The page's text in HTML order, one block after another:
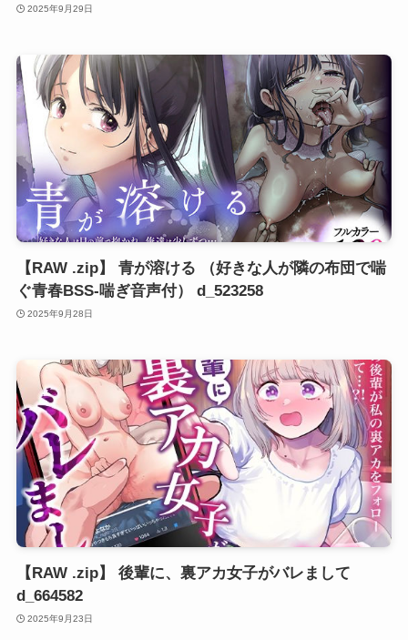
2025年9月29日
【RAW .zip】 青が溶ける （好きな人が隣の布団で喘
ぐ青春BSS-喘ぎ音声付） d_523258
2025年9月28日
【RAW .zip】 後輩に、裏アカ女子がバレまして
d_664582
2025年9月23日